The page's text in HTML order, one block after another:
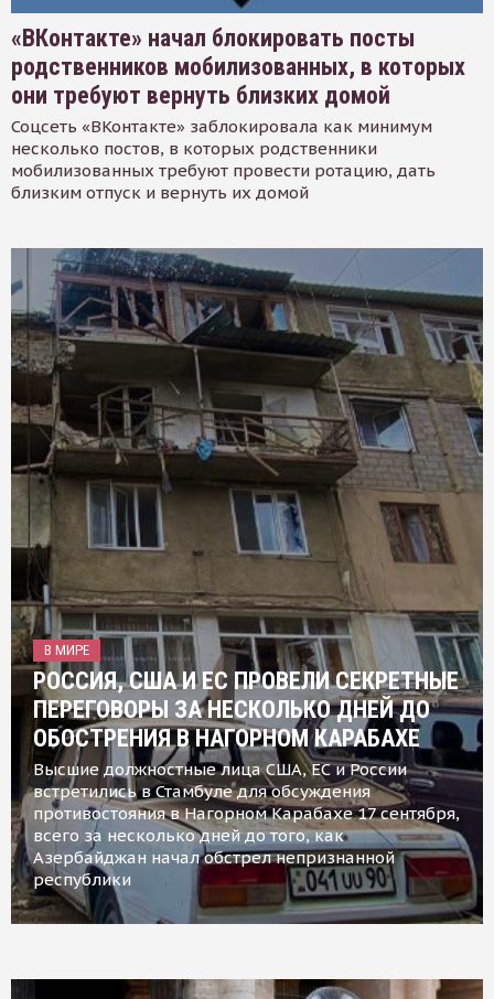
«ВКонтакте» начал блокировать посты
родственников мобилизованных, в которых
они требуют вернуть близких домой
Соцсеть «ВКонтакте» заблокировала как минимум
несколько постов, в которых родственники
мобилизованных требуют провести ротацию, дать
близким отпуск и вернуть их домой
В МИРЕ
РОССИЯ, США И ЕС ПРОВЕЛИ СЕКРЕТНЫЕ
ПЕРЕГОВОРЫ ЗА НЕСКОЛЬКО ДНЕЙ ДО
ОБОСТРЕНИЯ В НАГОРНОМ КАРАБАХЕ
Высшие должностные лица США, ЕС и России
встретились в Стамбуле для обсуждения
противостояния в Нагорном Карабахе 17 сентября,
всего за несколько дней до того, как
Азербайджан начал обстрел непризнанной
республики